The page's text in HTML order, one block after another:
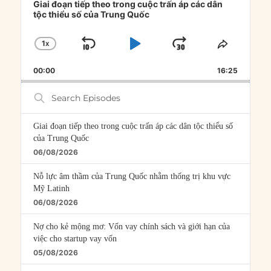
Player
Giai đoạn tiếp theo trong cuộc trấn áp các dân
tộc thiểu số của Trung Quốc
CHANGE
RATE
1X
SKIP
PLAYJUMP
FORWARD
SHARE
00:00 16:25
Search
Episodes
Giai đoạn tiếp theo trong cuộc trấn áp các dân tộc thiểu số
của Trung Quốc
06/08/2026
Nỗ lực âm thầm của Trung Quốc nhằm thống trị khu vực
Mỹ Latinh
06/08/2026
Nợ cho kẻ mộng mơ: Vốn vay chính sách và giới hạn của
việc cho startup vay vốn
05/08/2026